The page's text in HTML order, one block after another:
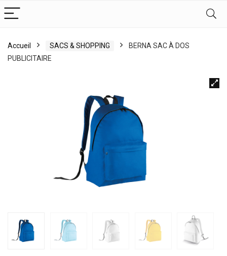
Accueil SACS & SHOPPING
BERNA SAC À DOS
PUBLICITAIRE